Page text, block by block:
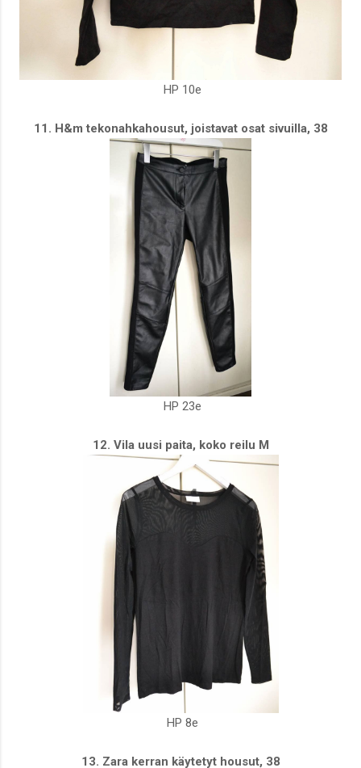
HP 10e
11. H&m tekonahkahousut, joistavat osat sivuilla, 38
HP 23e
12. Vila uusi paita, koko reilu M
HP 8e
13. Zara kerran käytetyt housut, 38